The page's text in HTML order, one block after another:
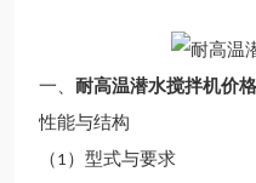
一、 耐高温潜水搅拌机价格
性能与结构
（ 1 ）型式与要求